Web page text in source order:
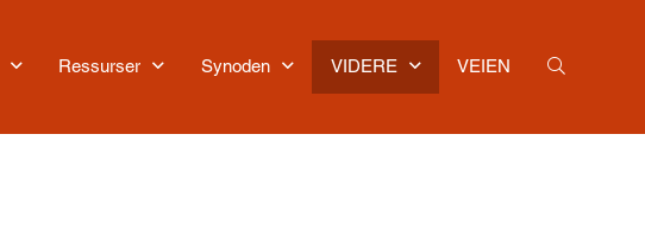
Ressurser Synoden VIDERE VEIEN